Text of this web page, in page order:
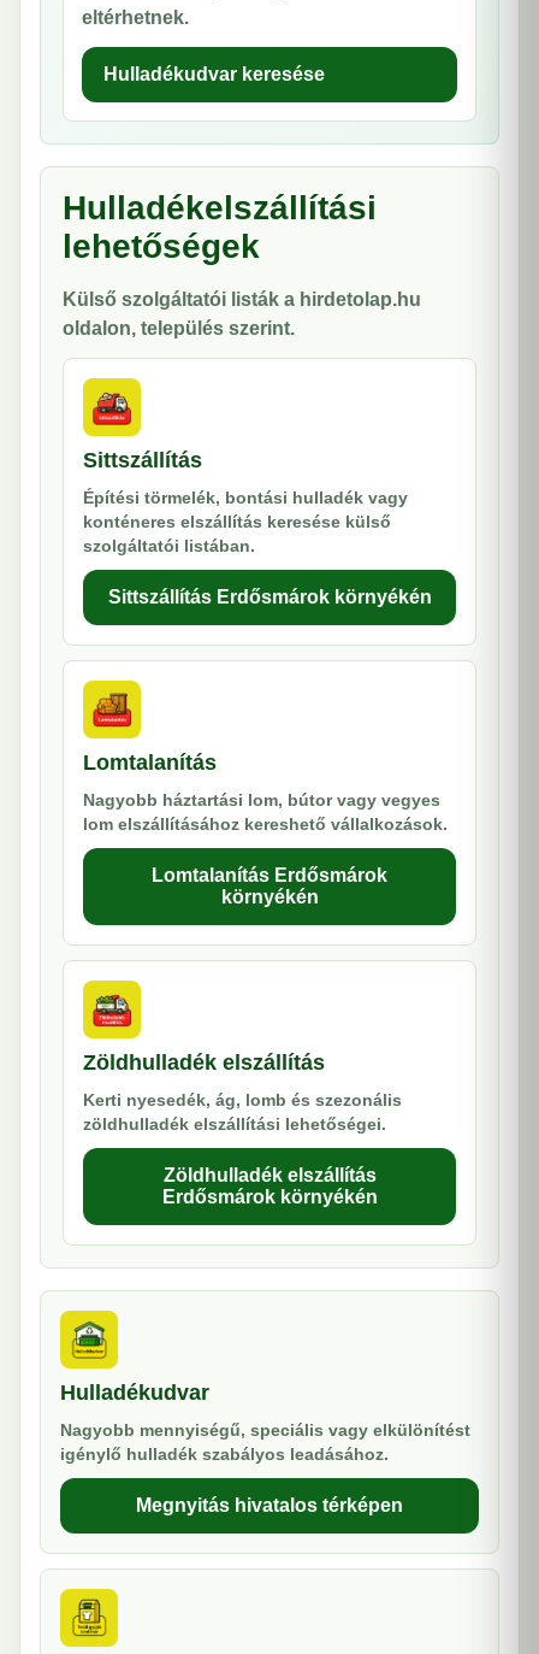
eltérhetnek.
Hulladékudvar keresése
Hulladékelszállítási
lehetőségek
Külső szolgáltatói listák a hirdetolap.hu
oldalon, település szerint.
Sittszállítás
Építési törmelék, bontási hulladék vagy
konténeres elszállítás keresése külső
szolgáltatói listában.
Sittszállítás Erdősmárok környékén
Lomtalanítás
Nagyobb háztartási lom, bútor vagy vegyes
lom elszállításához kereshető vállalkozások.
Lomtalanítás Erdősmárok
környékén
Zöldhulladék elszállítás
Kerti nyesedék, ág, lomb és szezonális
zöldhulladék elszállítási lehetőségei.
Zöldhulladék elszállítás
Erdősmárok környékén
Hulladékudvar
Nagyobb mennyiségű, speciális vagy elkülönítést
igénylő hulladék szabályos leadásához.
Megnyitás hivatalos térképen